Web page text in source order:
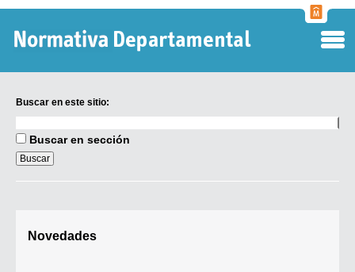
Buscar en este sitio:
en
sitio:
Buscar en sección
Novedades